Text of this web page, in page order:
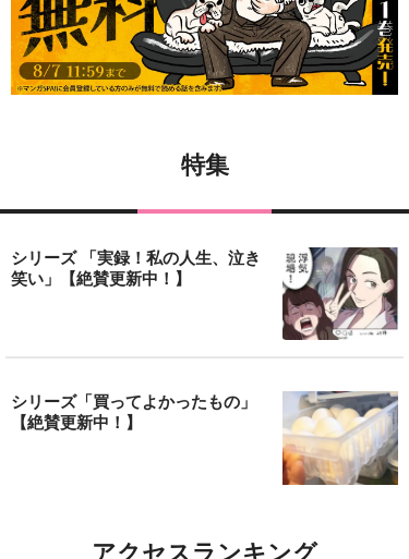
特集
シリーズ 「実録！私の人生、泣き
笑い」【絶賛更新中！】
シリーズ「買ってよかったもの」
【絶賛更新中！】
アクセスランキング